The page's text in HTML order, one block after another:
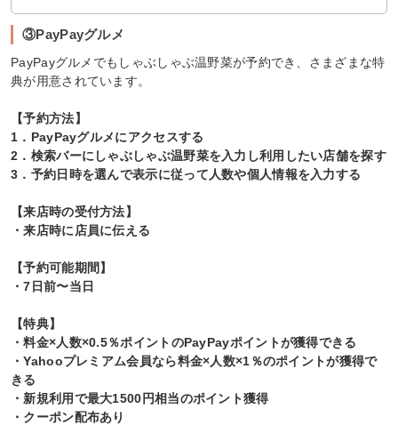
③PayPayグルメ
PayPayグルメでもしゃぶしゃぶ温野菜が予約でき、さまざまな特
典が用意されています。
【予約方法】
1．PayPayグルメにアクセスする
2．検索バーにしゃぶしゃぶ温野菜を入力し利用したい店舗を探す
3．予約日時を選んで表示に従って人数や個人情報を入力する
【来店時の受付方法】
・来店時に店員に伝える
【予約可能期間】
・7日前〜当日
【特典】
・料金×人数×0.5％ポイントのPayPayポイントが獲得できる
・Yahooプレミアム会員なら料金×人数×1％のポイントが獲得で
きる
・新規利用で最大1500円相当のポイント獲得
・クーポン配布あり